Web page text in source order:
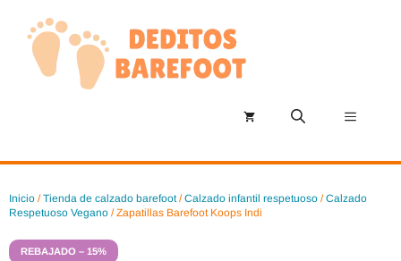
contenido
Menú
Inicio /Tienda de calzado barefoot/Calzado infantil respetuoso /Calzado
Respetuoso Vegano / Zapatillas Barefoot Koops Indi
REBAJADO – 15%